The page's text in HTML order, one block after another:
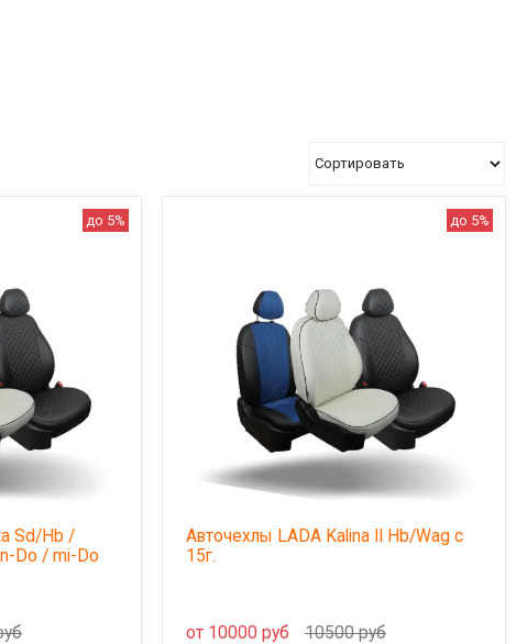
до 5%
Sd/Hb /
Do / mi-Do
до 5%
Авточехлы LADA Kalina II Hb/Wag с
15г.
от 10000 руб 10500 руб